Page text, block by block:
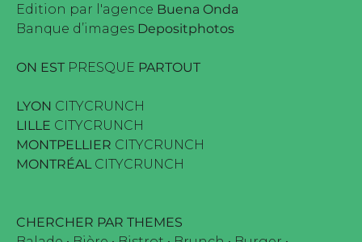
Edition par l'agence Buena Onda
Banque d’images Depositphotos
ON EST PRESQUE PARTOUT
LYON CITYCRUNCH
LILLE CITYCRUNCH
MONTPELLIER CITYCRUNCH
MONTRÉAL CITYCRUNCH
CHERCHER PAR THEMES